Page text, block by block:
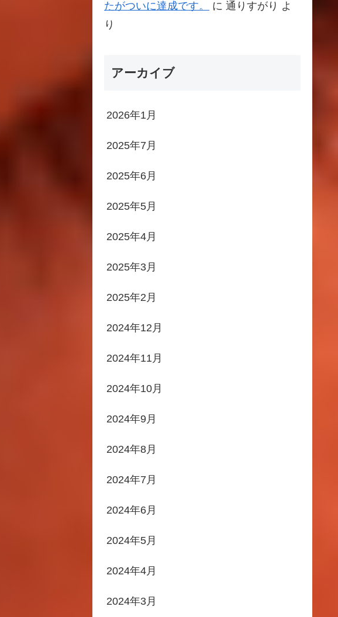
たがついに達成です。
に 通りすがり よ
り
アーカイブ
2026年1月
2025年7月
2025年6月
2025年5月
2025年4月
2025年3月
2025年2月
2024年12月
2024年11月
2024年10月
2024年9月
2024年8月
2024年7月
2024年6月
2024年5月
2024年4月
2024年3月